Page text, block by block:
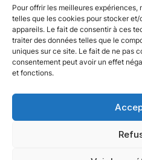
Pour offrir les meilleures
telles que les cookies pour stocker
appareils. Le fait de consentir à ces
traiter des données telles que le
uniques sur ce site. Le fait de ne pas
consentement peut avoir un effet
et fonctions.
Notre politique
Nos agences
Nos autres marques
Nos réseaux